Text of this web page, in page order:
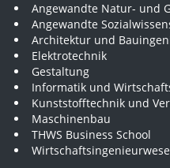
Angewandte Natur- und
Angewandte
Architektur und
Elektrotechnik
Gestaltung
Informatik und
Kunststofftechnik und
Maschinenbau
THWS Business School